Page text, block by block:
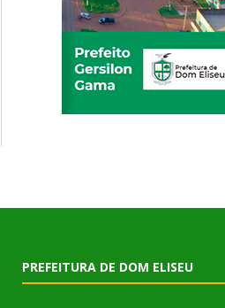
PREFEITURA DE DOM ELISEU